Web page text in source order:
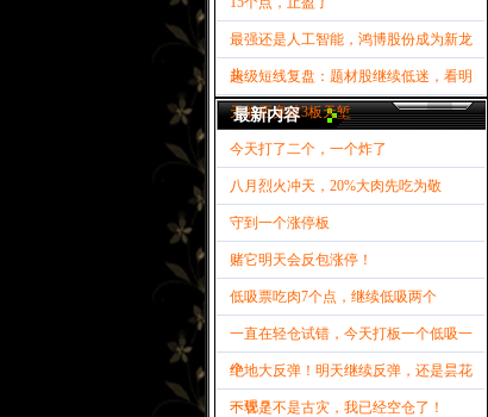
最强还是人工智能，鸿博股份成为新龙
头
超级短线复盘：题材股继续低迷，看明
天能否突破3板天堑
最新内容
今天打了二个，一个炸了
八月烈火冲天，20%大肉先吃为敬
守到一个涨停板
赌它明天会反包涨停！
低吸票吃肉7个点，继续低吸两个
一直在轻仓试错，今天打板一个低吸一
个
绝地大反弹！明天继续反弹，还是昙花
一现？
不管是不是古灾，我已经空仓了！